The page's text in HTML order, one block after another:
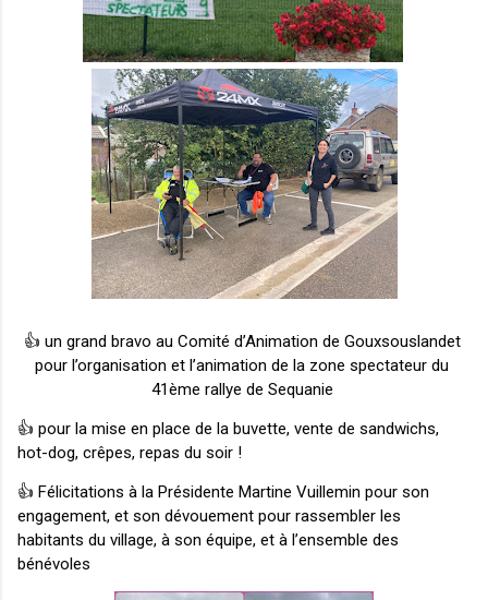
👍 un grand bravo au Comité d’Animation de Gouxsouslandet
pour l’organisation et l’animation de la zone spectateur du
41ème rallye de Sequanie
👍 pour la mise en place de la buvette, vente de sandwichs,
hot-dog, crêpes, repas du soir !
👍 Félicitations à la Présidente Martine Vuillemin pour son
engagement, et son dévouement pour rassembler les
habitants du village, à son équipe, et à l’ensemble des
bénévoles